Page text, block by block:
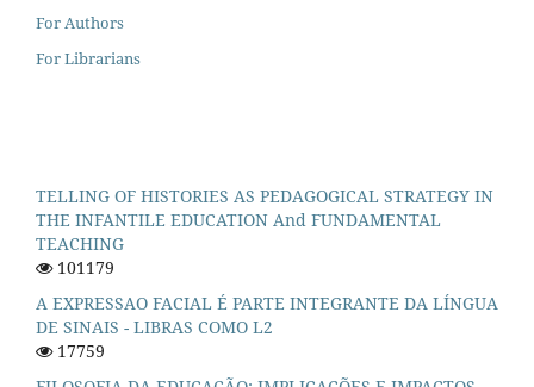
For Authors
For Librarians
TELLING OF HISTORIES AS PEDAGOGICAL STRATEGY IN
THE INFANTILE EDUCATION And FUNDAMENTAL
TEACHING
101179
A EXPRESSAO FACIAL É PARTE INTEGRANTE DA LÍNGUA
DE SINAIS - LIBRAS COMO L2
17759